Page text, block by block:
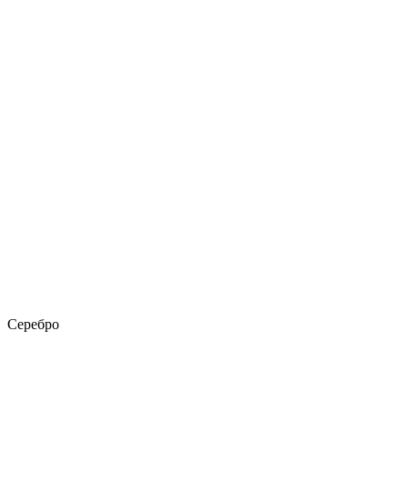
Серебро